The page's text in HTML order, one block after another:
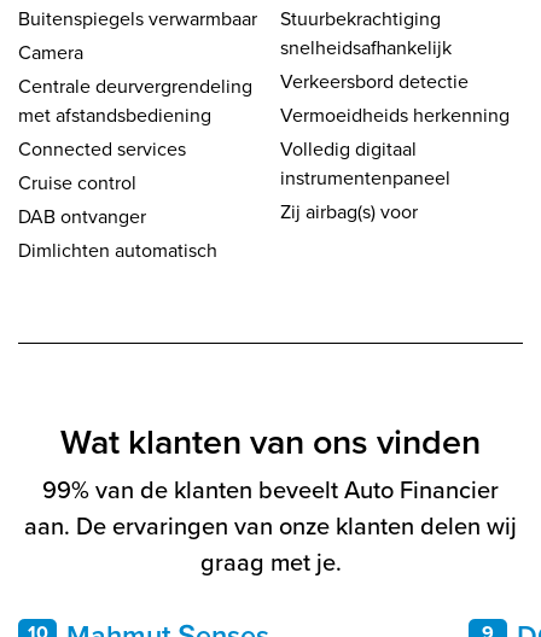
Buitenspiegels verwarmbaar
Camera
Centrale deurvergrendeling
met afstandsbediening
Connected services
Cruise control
DAB ontvanger
Dimlichten automatisch
Stuurbekrachtiging
snelheidsafhankelijk
Verkeersbord detectie
Vermoeidheids herkenning
Volledig digitaal
instrumentenpaneel
Zij airbag(s) voor
Wat klanten van ons vinden
99% van de klanten beveelt Auto Financier
aan. De ervaringen van onze klanten delen wij
graag met je.